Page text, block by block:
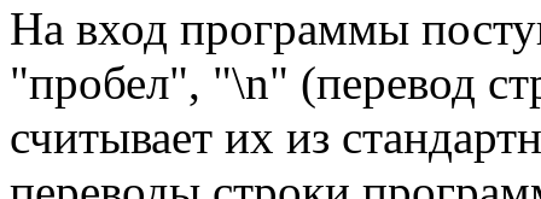
На вход программы
"пробел", "\n" (перевод
считывает их из